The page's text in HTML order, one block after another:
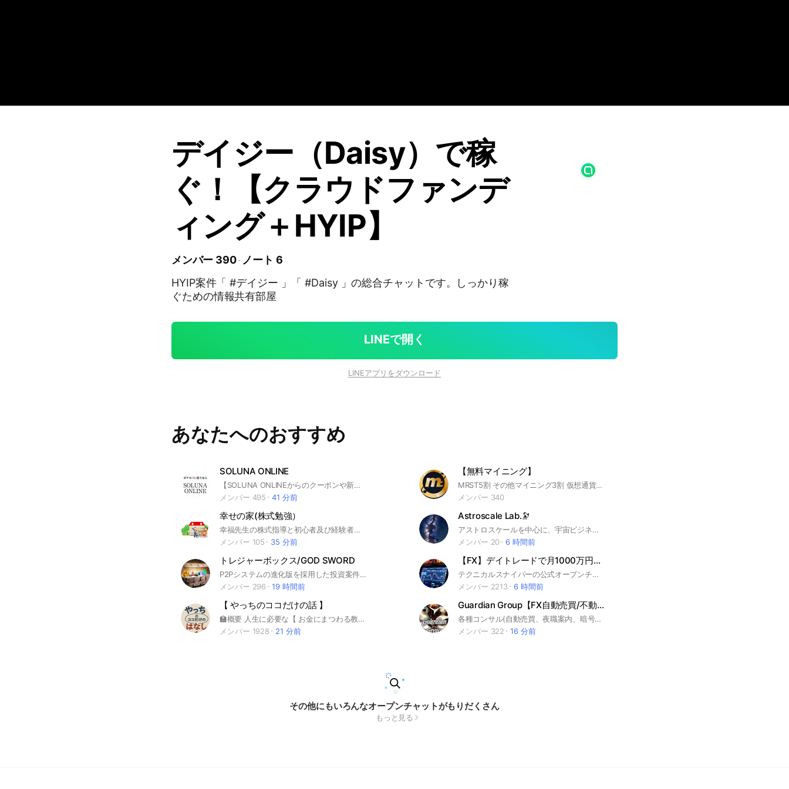
デイジー（Daisy）で稼
ぐ！【クラウドファンデ
ィング＋HYIP】
メンバー 390
ノート 6
HYIP案件「 #デイジー 」「 #Daisy 」の総合チャットです。しっかり稼
ぐための情報共有部屋
LINEで開く
LINEアプリをダウンロード
あなたへのおすすめ
SOLUNA ONLINE
【SOLUNA ONLINEからのクーポンや新商品追加のお知らせ】 #ポケカ #PSA
メンバー 495
41 分前
【無料マイニング】
MRST5割 その他マイニング3割 仮想通貨関連2割 #MRST #仮想通貨 #マイニング
メンバー 340
幸せの家(株式勉強）
幸福先生の株式指導と初心者及び経験者の方とコミュニケーションしながら株式を勉強する部屋です。 一緒にお金持ちになりましょう！ #株式#単打#投資#短期売買#中長期投資#格言#株式情報#積立NISA#FX#初心者#副業#収益
メンバー 105
35 分前
Astroscale Lab.🔭
アストロスケールを中心に、宇宙ビジネスの「次の一手」を情報交換・将来予測する部屋です👨‍🚀 ​管理人が事業に関連する最新情報（たまに脱線あり😅）を発信しています。 一方的なニュース配信ではなく、みんなで「あーだこーだ」と共有したいため、以下のスタンスで運営しています。 ​【主な活動内容】 ​情報収集: 最新ニュースを見て市場や技術の動向を知る ​将来予測: 「株価どうなる？」「ミッション成功する？」など正解のない話題を妄想する ​応援: 難しいことは抜きにして「すごい！」「頑張れ」と盛り上がる ​⚠️参加ルール（ROM専防止のため） 現在はオプチャ活性化の取組み中です（目標：定員30名）。 そのため、「見るだけ（ROM専）」の方はご遠慮いただいております🙏 ​とはいえ、専門的なコメントは不要です。 「記事を見たらスタンプ1個」 これだけで立派な参加とみなします🙆‍♂️ ​初心者の方、投資家の方、宇宙ファンの方。 知識の有無は問いませんので、ぜひ一緒に盛り上げていきましょう🚀 #アストロスケール #宇宙銘柄 #宇宙ビジネス #軌道上サービス #スペースデブリ #宇宙ゴミ #初心者歓迎 #専門家歓迎 #お話好き歓迎
メンバー 20
6 時間前
トレジャーボックス/GOD SWORD
P2Pシステムの進化版を採用した投資案件です。仮想通貨で簡易に通貨のやり取りがしやすくなり、取引も協力オート化し個人間の煩わしさを無くしました。#トレジャー #トレジャーボックス #P2P #仮想通貨 #GODSWORD #ゴッドソード #ゲーム
メンバー 296
19 時間前
【FX】デイトレードで月1000万円稼ぐ
テクニカルスナイパーの公式オープンチャットです。
メンバー 2213
6 時間前
【 やっちのココだけの話 】
🏫概要 人生に必要な【 お金にまつわる教養 】を日本一やさしく学べるオープンチャットです 🔰はじめての方へ このチャットは2021年3月から放送をスタートした「ゼロからのお金の学校」シリーズが前身となります。 お金のことを学ぶのに、参加費が必要なのは何か変だな。と思って全てFREEにしています。 たくさん学んで、人生を豊かにしてもらえるのが１番の喜びです！一緒に勉強して成長しましょう♪
メンバー 1928
21 分前
Guardian Group【FX自動売買/不動産投資/企業投資/資金調達/夜職紹介】
各種コンサル(自動売買、夜職案内、暗号通貨、不動産投資、企業投資、資金調達)やってます。代理店も常時募集中。各種興味がある方はお声がけいただければと思います。 下ネタ、誹謗中傷、他オプチャなどへの誘導以外であれば雑談可です！
メンバー 322
16 分前
その他にもいろんなオープンチャットがもりだくさん
もっと見る